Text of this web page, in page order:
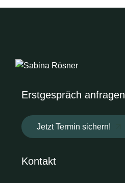
Erstgespräch anfragen
Jetzt Termin sichern!
Kontakt